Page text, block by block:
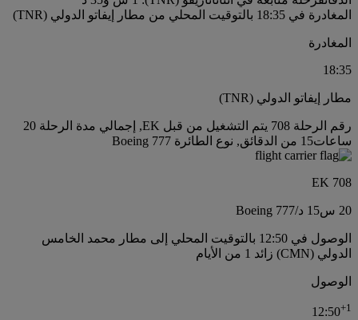
المغادرة في 18:35 بالتوقيت المحلي من مطار إيفاتو الدولي (TNR)
المغادرة
18:35
مطار إيفاتو الدولي (TNR)
رقم الرحلة 708 يتم التشغيل من قبل EK, إجمالي مدة الرحلة 20
ساعات15 من الدقائق, نوع الطائرة Boeing 777
EK 708
20 س 15 د /
Boeing 777
الوصول في 12:50 بالتوقيت المحلي إلى مطار محمد الخامس
الدولي (CMN) زائد 1 من الأيام
الوصول
12:50+1